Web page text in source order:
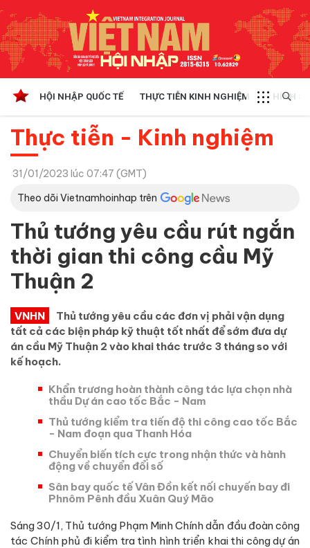
HỘI NHẬP QUỐC TẾ THỰC TIỄN KINH NGHIỆM CHÍNH
Thực tiễn - Kinh nghiệm
31/01/2023 lúc 07:47 (GMT)
Theo dõi Vietnamhoinhap trên
Thủ tướng yêu cầu rút ngắn
thời gian thi công cầu Mỹ
Thuận 2
VNHN
Thủ tướng yêu cầu các đơn vị phải vận dụng
tất cả các biện pháp kỹ thuật tốt nhất để sớm đưa dự
án cầu Mỹ Thuận 2 vào khai thác trước 3 tháng so với
kế hoạch.
Khẩn trương hoàn thành công tác lựa chọn nhà
thầu Dự án cao tốc Bắc - Nam
Thủ tướng kiểm tra tiến độ thi công cao tốc Bắc
- Nam đoạn qua Thanh Hóa
Chuyển biến tích cực trong nhận thức và hành
động về chuyển đổi số
Sân bay quốc tế Vân Đồn kết nối chuyến bay đi
Phnôm Pênh đầu Xuân Quý Mão
Sáng 30/1, Thủ tướng Phạm Minh Chính dẫn đầu đoàn công
tác Chính phủ đi kiểm tra tình hình triển khai thi công dự án